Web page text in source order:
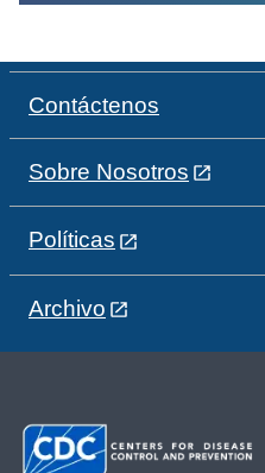
Contáctenos
Sobre Nosotros
Políticas
Archivo